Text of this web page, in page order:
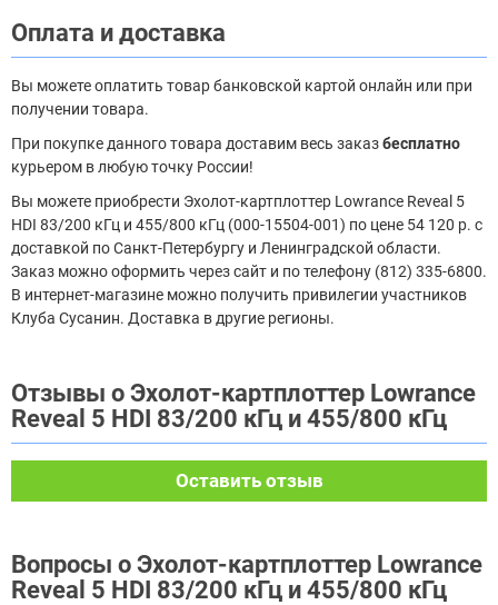
Оплата и доставка
Вы можете оплатить товар банковской картой онлайн или при
получении товара.
При покупке данного товара доставим весь заказбесплатно
курьером в любую точку России!
Вы можете приобрести Эхолот-картплоттер Lowrance Reveal 5
HDI 83/200 кГц и 455/800 кГц (000-15504-001) по цене 54 120 р. с
доставкой по Санкт-Петербургу и Ленинградской области.
Заказ можно оформить через сайт и по телефону (812) 335-6800.
В интернет-магазине можно получить привилегии участников
Клуба Сусанин. Доставка в другие регионы.
Отзывы о Эхолот-картплоттер Lowrance
Reveal 5 HDI 83/200 кГц и 455/800 кГц
Оставить отзыв
Вопросы о Эхолот-картплоттер Lowrance
Reveal 5 HDI 83/200 кГц и 455/800 кГц